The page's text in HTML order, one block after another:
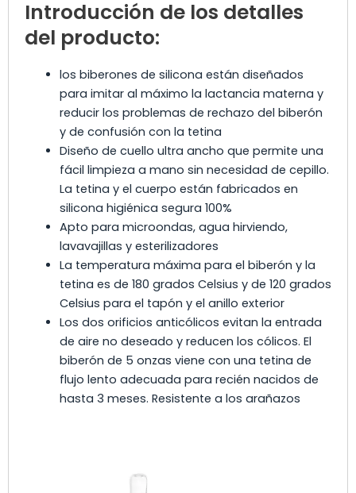
Introducción de los detalles
del producto:
los biberones de silicona están diseñados
para imitar al máximo la lactancia materna y
reducir los problemas de rechazo del biberón
y de confusión con la tetina
Diseño de cuello ultra ancho que permite una
fácil limpieza a mano sin necesidad de cepillo.
La tetina y el cuerpo están fabricados en
silicona higiénica segura 100%
Apto para microondas, agua hirviendo,
lavavajillas y esterilizadores
La temperatura máxima para el biberón y la
tetina es de 180 grados Celsius y de 120 grados
Celsius para el tapón y el anillo exterior
Los dos orificios anticólicos evitan la entrada
de aire no deseado y reducen los cólicos. El
biberón de 5 onzas viene con una tetina de
flujo lento adecuada para recién nacidos de
hasta 3 meses. Resistente a los arañazos